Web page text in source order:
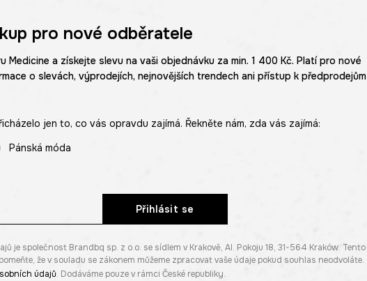
pro nové odběratele
a získejte slevu na vaši objednávku za min. 1 400 Kč. Platí pro nové
o slevách, výprodejích, nejnovějších trendech ani přístup k předprodejům
jen to, co vás opravdu zajímá. Řekněte nám, zda vás zajímá:
Pánská móda
Přihlásit se
je společnost Brandbq sp. z o.o. se sídlem v Krakově, Al. Pokoju 18, 31-564 Kraków. Tento
že v souladu se zákonem můžeme zpracovat vaše údaje pokud souhlas neodvoláte.
údajů. Dodáváme pouze v rámci České republiky.